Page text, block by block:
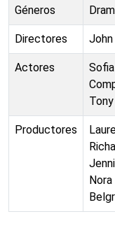
Géneros
Directores John
Actores
Productores